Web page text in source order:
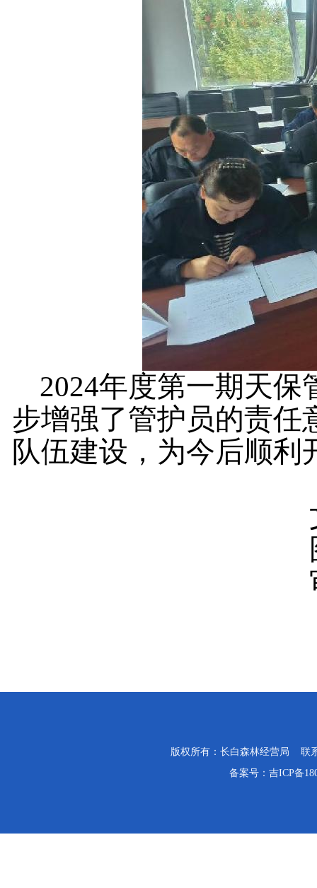
2024年度第一期天
步增强了管护员的责任
队伍建设，为今后顺
文字编辑
审核校正
版权所有：长白森林经营局 联
备案号： 吉ICP备